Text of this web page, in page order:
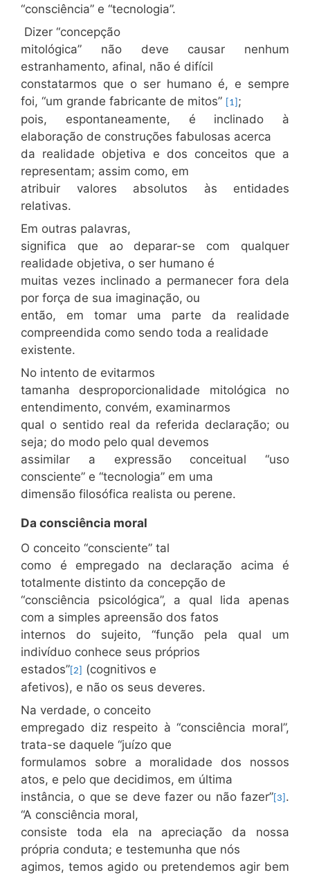
“consciência” e “tecnologia”.
Dizer “concepção
mitológica” não deve causar nenhum
estranhamento, afinal, não é difícil
constatarmos que o ser humano é, e sempre
foi, “um grande fabricante de mitos”
[1] ;
pois, espontaneamente, é inclinado à
elaboração de construções fabulosas acerca
da realidade objetiva e dos conceitos que a
representam; assim como, em
atribuir valores absolutos às entidades
relativas.
Em outras palavras,
significa que ao deparar-se com qualquer
realidade objetiva, o ser humano é
muitas vezes inclinado a permanecer fora dela
por força de sua imaginação, ou
então, em tomar uma parte da realidade
compreendida como sendo toda a realidade
existente.
No intento de evitarmos
tamanha desproporcionalidade mitológica no
entendimento, convém, examinarmos
qual o sentido real da referida declaração; ou
seja; do modo pelo qual devemos
assimilar a expressão conceitual “uso
consciente” e “tecnologia” em uma
dimensão filosófica realista ou perene.
Da consciência moral
O conceito “consciente” tal
como é empregado na declaração acima é
totalmente distinto da concepção de
“consciência psicológica”, a qual lida apenas
com a simples apreensão dos fatos
internos do sujeito, “função pela qual um
indivíduo conhece seus próprios
estados” [2]
(cognitivos e
afetivos), e não os seus deveres.
Na verdade, o conceito
empregado diz respeito à “consciência moral”,
trata-se daquele “juízo que
formulamos sobre a moralidade dos nossos
atos, e pelo que decidimos, em última
instância, o que se deve fazer ou não fazer” [3] .
“A consciência moral,
consiste toda ela na apreciação da nossa
própria conduta; e testemunha que nós
agimos, temos agido ou pretendemos agir bem